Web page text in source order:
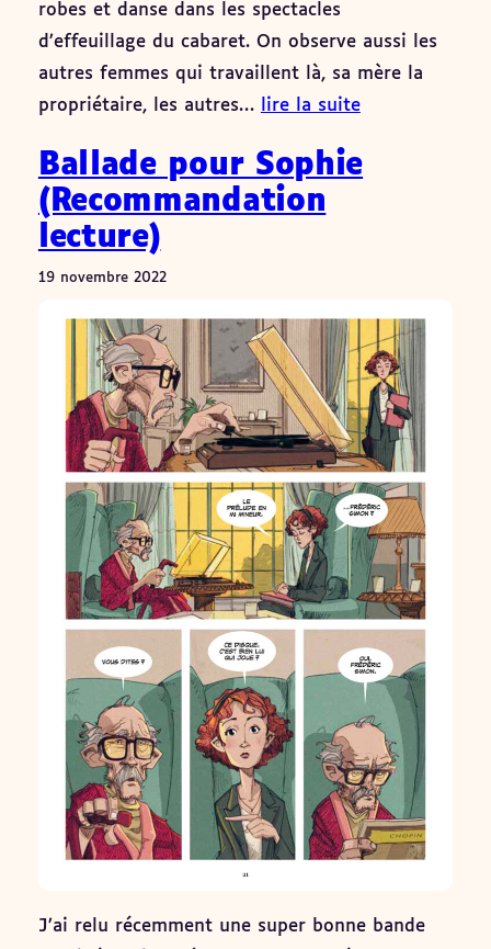
robes et danse dans les spectacles
d’effeuillage du cabaret. On observe aussi les
autres femmes qui travaillent là, sa mère la
propriétaire, les autres…
lire la suite
Ballade pour Sophie
(Recommandation
lecture)
19 novembre 2022
J’ai relu récemment une super bonne bande